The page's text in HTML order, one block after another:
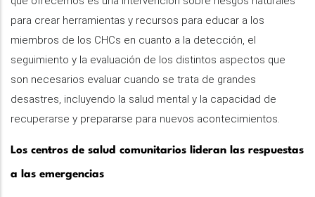
para crear herramientas y recursos para educar a los
miembros de los CHCs en cuanto a la detección, el
seguimiento y la evaluación de los distintos aspectos que
son necesarios evaluar cuando se trata de grandes
desastres, incluyendo la salud mental y la capacidad de
recuperarse y prepararse para nuevos acontecimientos.
Los centros de salud comunitarios lideran las respuestas
a las emergencias